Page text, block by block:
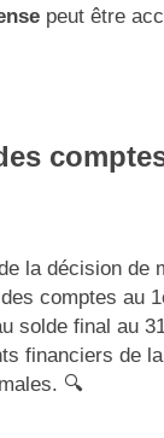
peut être
la décision de
comptes au
solde final au
financiers de
🔍